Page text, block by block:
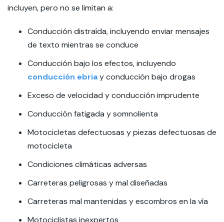
incluyen, pero no se limitan a:
Conducción distraída, incluyendo enviar mensajes
de texto mientras se conduce
Conducción bajo los efectos, incluyendo
conducción ebriay conducción bajo drogas
Exceso de velocidad y conducción imprudente
Conducción fatigada y somnolienta
Motocicletas defectuosas y piezas defectuosas de
motocicleta
Condiciones climáticas adversas
Carreteras peligrosas y mal diseñadas
Carreteras mal mantenidas y escombros en la vía
Motociclistas inexpertos